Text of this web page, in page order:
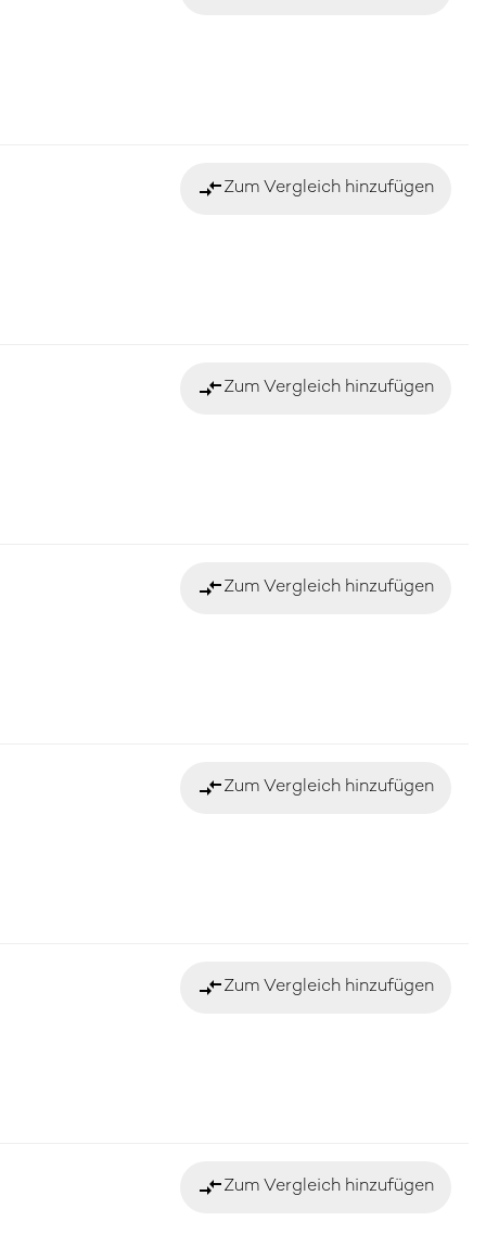
compare_arrowsZum Vergleich hinzufügen
compare_arrowsZum Vergleich hinzufügen
compare_arrowsZum Vergleich hinzufügen
compare_arrowsZum Vergleich hinzufügen
compare_arrowsZum Vergleich hinzufügen
compare_arrowsZum Vergleich hinzufügen